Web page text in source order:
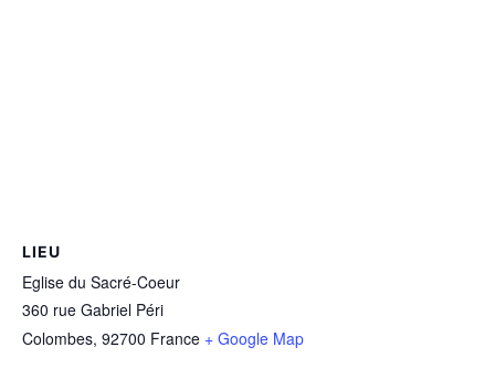
LIEU
Eglise du Sacré-Coeur
360 rue Gabriel Péri
Colombes, 92700 France + Google Map